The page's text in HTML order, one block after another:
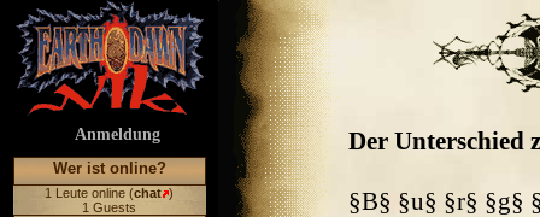
Anmeldung
Wer ist online?
1 Leute online (chat )
1 Guests
Der Unterschied
§B§ §u§ §r§ §g§